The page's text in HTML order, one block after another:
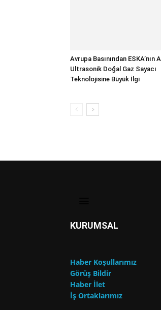
Avrupa Basınından ESKA’nın
Ultrasonik Doğal Gaz Sayacı
Teknolojisine Büyük İlgi
KURUMSAL
Haber Koşullarımız
Görüş Bildir
Haber İlet
İş Ortaklarımız